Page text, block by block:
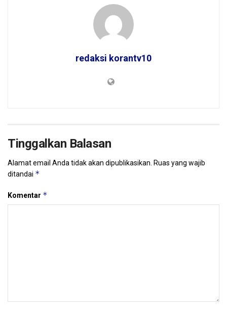
redaksi korantv10
Tinggalkan Balasan
Alamat email Anda tidak akan dipublikasikan. Ruas yang wajib
ditandai *
Komentar *